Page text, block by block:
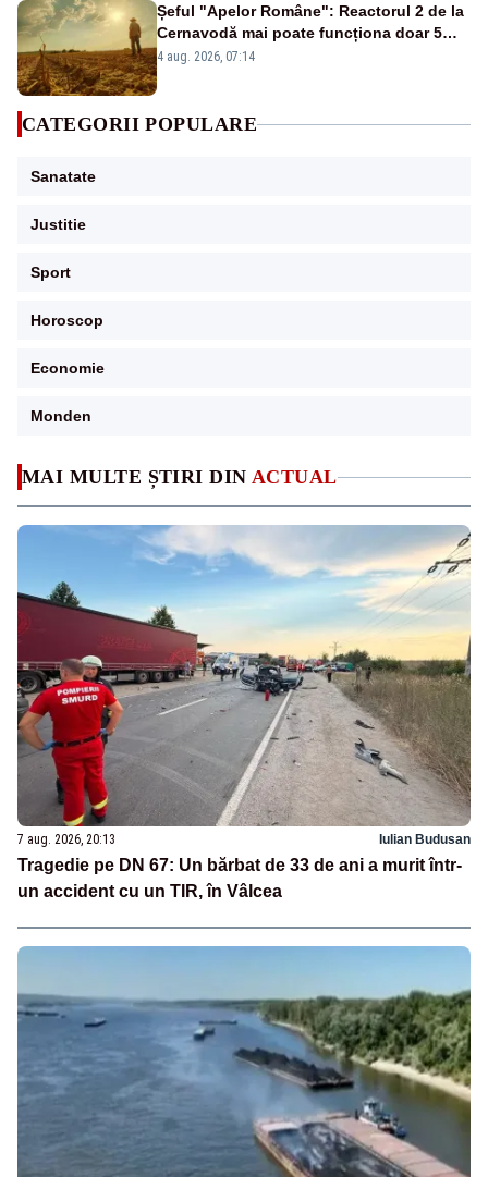
MAI MULTE ȘTIRI DIN ACTUAL
7 aug. 2026, 20:13 Iulian Budusan
Tragedie pe DN 67: Un bărbat de 33 de ani a murit într-
un accident cu un TIR, în Vâlcea
Șeful "Apelor Române": Reactorul 2 de la
Cernavodă mai poate funcționa doar 5
zile
4 aug. 2026, 07:14
CATEGORII POPULARE
Sanatate
Justitie
Sport
Horoscop
Economie
Monden